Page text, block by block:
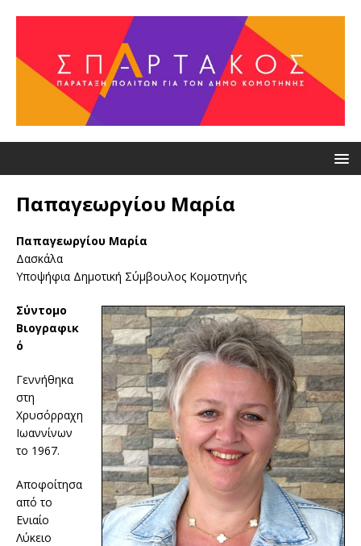
Παπαγεωργίου Μαρία
Παπαγεωργίου Μαρία
Δασκάλα
Υποψήφια Δημοτική Σύμβουλος Κομοτηνής
Σύντομο
Βιογραφικ
ό
Γεννήθηκα
στη
Χρυσόρραχη
Ιωαννίνων
το 1967.
Αποφοίτησα
από το
Ενιαίο
Λύκειο